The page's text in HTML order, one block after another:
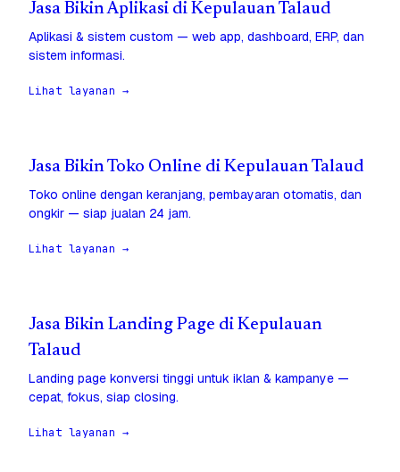
Jasa Bikin Aplikasi di Kepulauan Talaud
Aplikasi & sistem custom — web app, dashboard, ERP, dan
sistem informasi.
Lihat layanan →
Jasa Bikin Toko Online di Kepulauan Talaud
Toko online dengan keranjang, pembayaran otomatis, dan
ongkir — siap jualan 24 jam.
Lihat layanan →
Jasa Bikin Landing Page di Kepulauan
Talaud
Landing page konversi tinggi untuk iklan & kampanye —
cepat, fokus, siap closing.
Lihat layanan →